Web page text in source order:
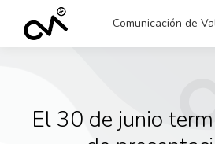
Comunicación de
El 30 de junio